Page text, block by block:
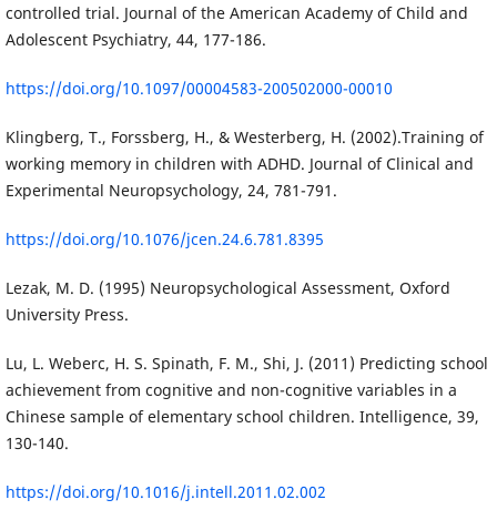
controlled trial. Journal of the American Academy of Child and
Adolescent Psychiatry, 44, 177-186.
https://doi.org/10.1097/00004583-200502000-00010
Klingberg, T., Forssberg, H., & Westerberg, H. (2002).Training of
working memory in children with ADHD. Journal of Clinical and
Experimental Neuropsychology, 24, 781-791.
https://doi.org/10.1076/jcen.24.6.781.8395
Lezak, M. D. (1995) Neuropsychological Assessment, Oxford
University Press.
Lu, L. Weberc, H. S. Spinath, F. M., Shi, J. (2011) Predicting school
achievement from cognitive and non-cognitive variables in a
Chinese sample of elementary school children. Intelligence, 39,
130-140.
https://doi.org/10.1016/j.intell.2011.02.002